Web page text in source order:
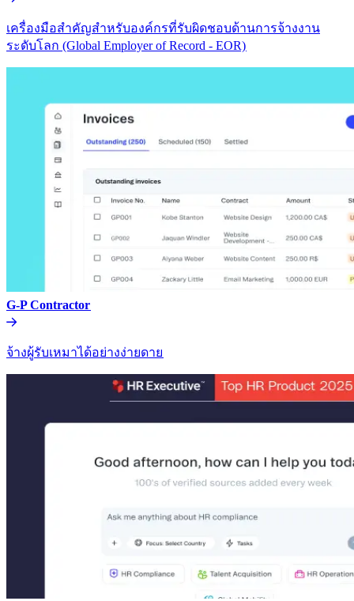
เครื่องมือสำคัญสำหรับองค์กรที่รับผิดชอบด้านการจ้างงาน
ระดับโลก (Global Employer of Record - EOR)​​
G-P Contractor​​
จ้างผู้รับเหมาได้อย่างง่ายดาย​​